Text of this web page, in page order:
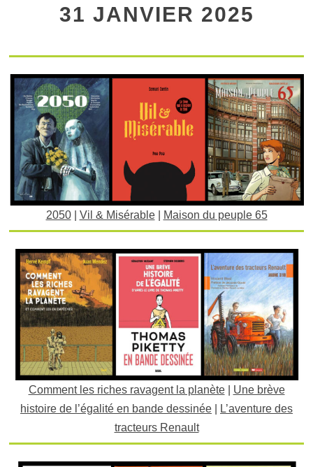
31 JANVIER 2025
2050| Vil & Misérable| Maison du peuple 65
Comment les riches ravagent la planète| Une brève
histoire de l’égalité en bande dessinée
L’aventure des
tracteurs Renault